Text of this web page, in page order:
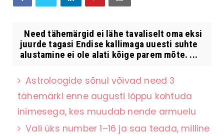
Need tähemärgid ei lähe tavaliselt oma eksi
juurde tagasi Endise kallimaga uuesti suhte
alustamine ei ole alati kõige parem mõte. ...
Astroloogide sõnul võivad need 3
tähemärki enne augusti lõppu kohtuda
inimesega, kes muudab nende armuelu
Vali üks number 1–16 ja saa teada, milline